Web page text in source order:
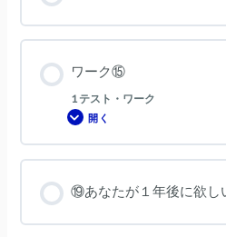
ワーク⑮
1 テスト・ワーク
開く
ワ
ク
⑮
⑲あなたが１年後に欲し